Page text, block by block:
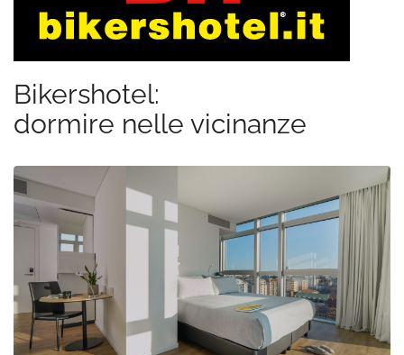
Bikershotel:
dormire nelle vicinanze